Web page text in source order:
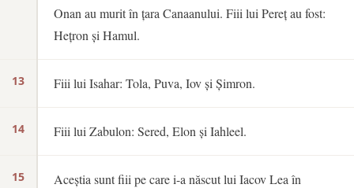
13
14
15
Onan au murit în țara Canaanului. Fiii lui Pereț au fost:
Hețron și Hamul.
Fiii lui Isahar: Tola, Puva, Iov și Șimron.
Fiii lui Zabulon: Sered, Elon și Iahleel.
Aceștia sunt fiii pe care i-a născut lui Iacov Lea în